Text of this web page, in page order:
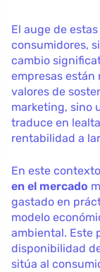
El auge de
consumidores,
cambio
empresas están
valores de
marketing, sino
traduce en
rentabilidad a
En este
en el mercado
gastado en
modelo
ambiental. Este
disponibilidad
sitúa al